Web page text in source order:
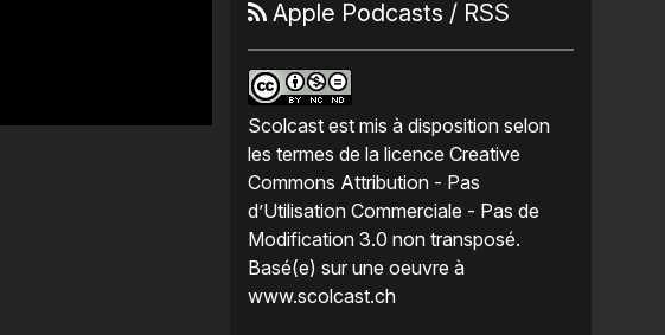
Apple Podcasts / RSS
Scolcast est mis à disposition selon
les termes de la licence Creative
Commons Attribution - Pas
d’Utilisation Commerciale - Pas de
Modification 3.0 non transposé.
Basé(e) sur une oeuvre à
www.scolcast.ch